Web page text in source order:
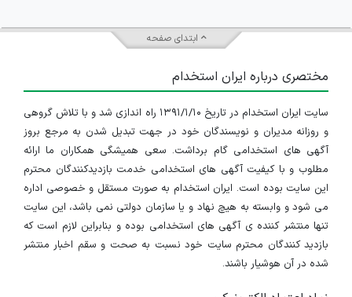
ابتدای صفحه
مختصری درباره ایران استخدام
سایت ایران استخدام در تاریخ ۱۳۹۱/۱/۱۰ راه اندازی شد و با تلاش گروهی
و روزانه مدیران و نویسندگان خود در جهت تبدیل شدن به مرجع بروز
آگهی های استخدامی گام برداشت. سعی همیشگی همکاران ما ارائه
مطلوب و با کیفیت آگهی های استخدامی خدمت بازدیدکنندگان محترم
این سایت بوده است. ایران استخدام به صورت مستقل و خصوصی اداره
می شود و وابسته به هیچ نهاد و یا سازمان دولتی نمی باشد، این سایت
تنها منتشر کننده ی آگهی های استخدامی بوده و بنابراین لازم است که
بازدید کنندگان محترم سایت خود نسبت به صحت و سقم اخبار منتشر
شده در آن هوشیار باشند.